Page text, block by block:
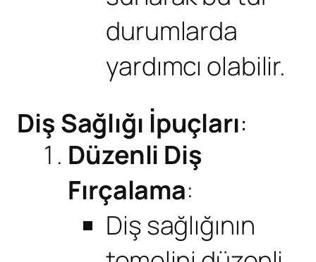
durumlarda
yardımcı olabilir.
Diş Sağlığı İpuçları:
Düzenli Diş
Fırçalama:
Diş sağlığının